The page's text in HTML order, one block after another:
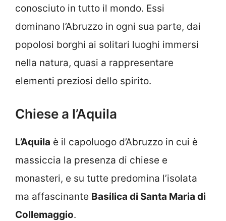
conosciuto in tutto il mondo. Essi
dominano l’Abruzzo in ogni sua parte, dai
popolosi borghi ai solitari luoghi immersi
nella natura, quasi a rappresentare
elementi preziosi dello spirito.
Chiese a l’Aquila
L’Aquila è il capoluogo d’Abruzzo in cui è
massiccia la presenza di chiese e
monasteri, e su tutte predomina l’isolata
ma affascinante Basilica di Santa Maria di
Collemaggio.